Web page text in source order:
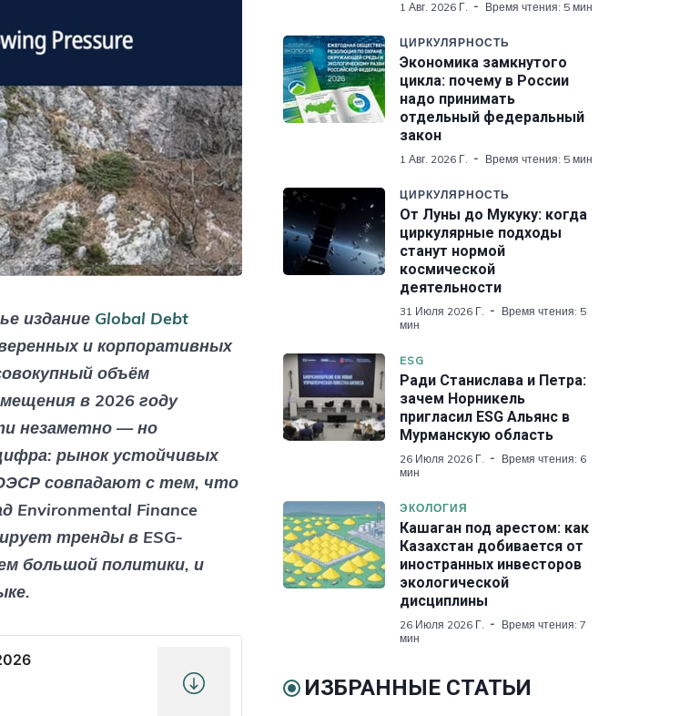
издание Global Debt
и корпоративных
объём
в 2026 году
незаметно — но
рынок устойчивых
совпадают с тем, что
Environmental Finance
тренды в ESG-
большой политики, и
1 Авг. 2026 Г. Время чтения: 5 мин
ЦИРКУЛЯРНОСТЬ
Экономика замкнутого
цикла: почему в России
надо принимать
отдельный федеральный
закон
1 Авг. 2026 Г. Время чтения: 5 мин
ЦИРКУЛЯРНОСТЬ
От Луны до Мукуку: когда
циркулярные подходы
станут нормой
космической
деятельности
31 Июля 2026 Г.
Время чтения: 5
мин
ESG
Ради Станислава и Петра:
зачем Норникель
пригласил ESG Альянс в
Мурманскую область
26 Июля 2026 Г.
Время чтения: 6
мин
ЭКОЛОГИЯ
Кашаган под арестом: как
Казахстан добивается от
иностранных инвесторов
экологической
дисциплины
26 Июля 2026 Г.
Время чтения: 7
мин
ИЗБРАННЫЕ СТАТЬИ